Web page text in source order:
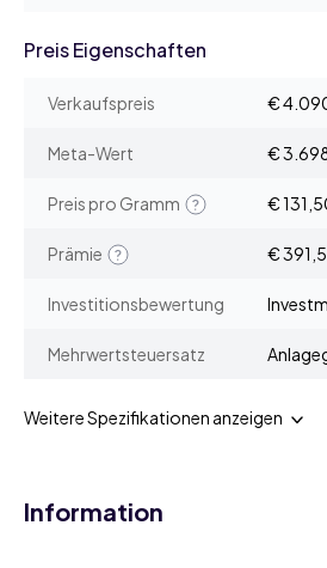
Preis Eigenschaften
Verkaufspreis €
Meta-Wert €
Preis pro Gramm €
Prämie €
Investitionsbewertung
Mehrwertsteuersatz
Weitere Spezifikationen anzeigen
Information